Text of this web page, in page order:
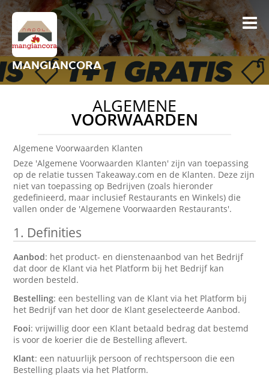
MANGIANCORA
ALGEMENE
VOORWAARDEN
Algemene Voorwaarden Klanten
Deze 'Algemene Voorwaarden Klanten' zijn van toepassing
op de relatie tussen Takeaway.com en de Klanten. Deze zijn
niet van toepassing op Bedrijven (zoals hieronder
gedefinieerd, maar inclusief Restaurants en Winkels) die
vallen onder de 'Algemene Voorwaarden Restaurants'.
1. Definities
Aanbod: het product- en dienstenaanbod van het Bedrijf
dat door de Klant via het Platform bij het Bedrijf kan
worden besteld.
Bestelling: een bestelling van de Klant via het Platform bij
het Bedrijf van het door de Klant geselecteerde Aanbod.
Fooi: vrijwillig door een Klant betaald bedrag dat bestemd
is voor de koerier die de Bestelling aflevert.
Klant: een natuurlijk persoon of rechtspersoon die een
Bestelling plaats via het Platform.